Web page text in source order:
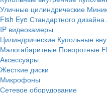
Уличные цилиндрические
Fish Eye Стандартного дизайна
IP видеокамеры
Цилиндрические Купольные
Малогабаритные Поворотные
Аксессуары
Жесткие диски
Микрофоны
Сетевое оборудование